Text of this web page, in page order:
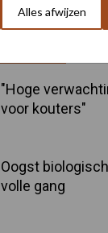
Alles afwijzen
"Hoge
voor kouters"
Oogst
volle gang